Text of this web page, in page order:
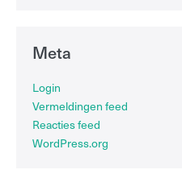
Meta
Login
Vermeldingen feed
Reacties feed
WordPress.org